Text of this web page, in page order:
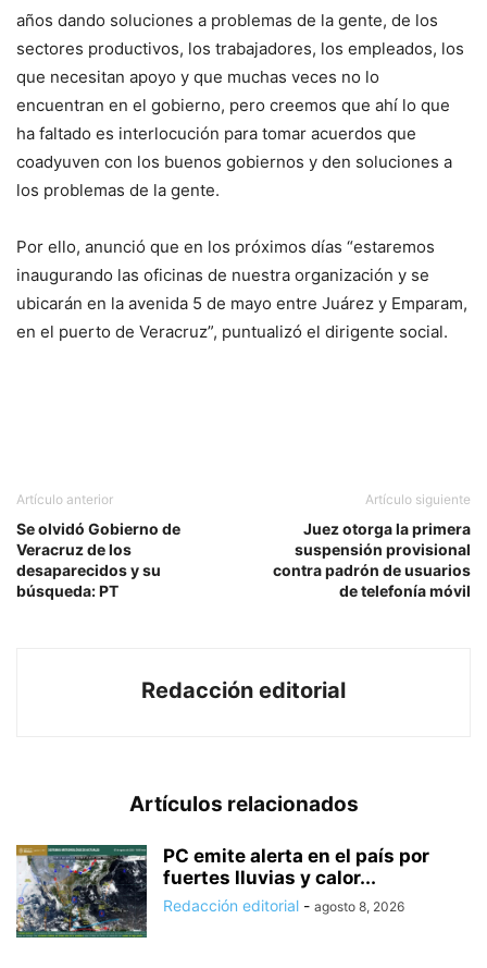
años dando soluciones a problemas de la gente, de los
sectores productivos, los trabajadores, los empleados, los
que necesitan apoyo y que muchas veces no lo
encuentran en el gobierno, pero creemos que ahí lo que
ha faltado es interlocución para tomar acuerdos que
coadyuven con los buenos gobiernos y den soluciones a
los problemas de la gente.
Por ello, anunció que en los próximos días “estaremos
inaugurando las oficinas de nuestra organización y se
ubicarán en la avenida 5 de mayo entre Juárez y Emparam,
en el puerto de Veracruz”, puntualizó el dirigente social.
Artículo anterior
Se olvidó Gobierno de
Veracruz de los
desaparecidos y su
búsqueda: PT
Artículo siguiente
Juez otorga la primera
suspensión provisional
contra padrón de usuarios
de telefonía móvil
Redacción editorial
Artículos relacionados
PC emite alerta en el país por
fuertes lluvias y calor...
Redacción editorial - agosto 8, 2026